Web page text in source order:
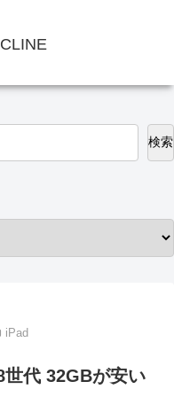
検索
iPad
代 32GBが安い